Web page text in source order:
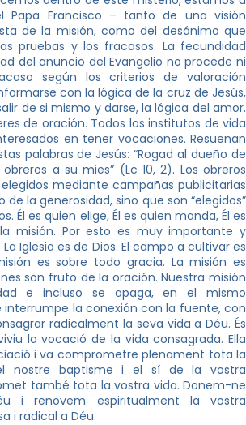
Papa Francisco – tanto de una visión
de la misión, como del desánimo que
pruebas y los fracasos. La fecundidad
del anuncio del Evangelio no procede ni
según los criterios de valoración
con la lógica de la cruz de Jesús,
de si mismo y darse, la lógica del amor.
de oración. Todos los institutos de vida
en tener vocaciones. Resuenan
palabras de Jesús: “Rogad al dueño de
a su mies” (Lc 10, 2). Los obreros
mediante campañas publicitarias
de la generosidad, sino que son “elegidos”
Él es quien elige, Él es quien manda, Él es
misión. Por esto es muy importante y
Iglesia es de Dios. El campo a cultivar es
es sobre todo gracia. La misión es
son fruto de la oración. Nuestra misión
e incluso se apaga, en el mismo
la conexión con la fuente, con
radicalment la seva vida a Déu. És
la vocació de la vida consagrada. Ella
i va comprometre plenament tota la
nostre baptisme i el sí de la vostra
també tota la vostra vida. Donem-ne
i renovem espiritualment la vostra
i radical a Déu.